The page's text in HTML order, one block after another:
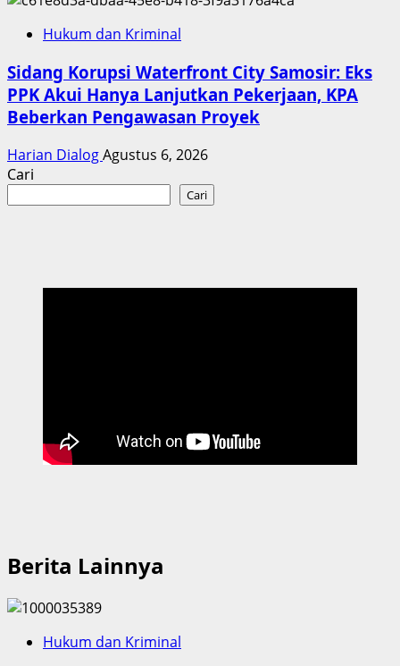
Hukum dan Kriminal
Sidang Korupsi Waterfront City Samosir: Eks
PPK Akui Hanya Lanjutkan Pekerjaan, KPA
Beberkan Pengawasan Proyek
Harian DialogAgustus 6, 2026
Cari
Cari
Berita Lainnya
Hukum dan Kriminal